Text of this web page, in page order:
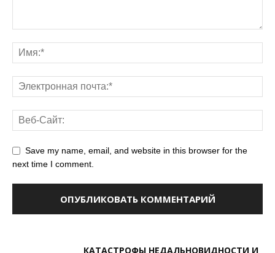
Save my name, email, and website in this browser for the
next time I comment.
КАТАСТРОФЫ НЕДАЛЬНОВИДНОСТИ И